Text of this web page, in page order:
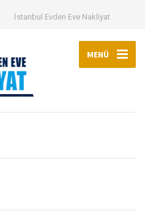
İstanbul Evden Eve Nakliyat
MENÜ